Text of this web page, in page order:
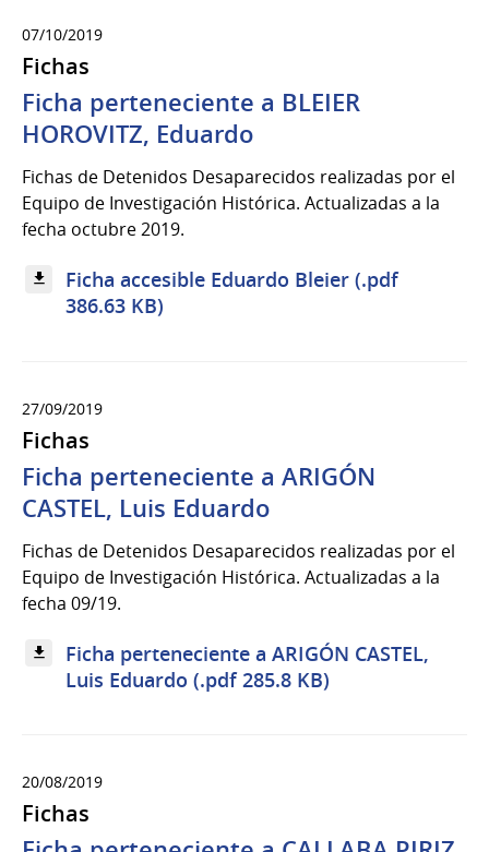
07/10/2019
Fichas
Ficha perteneciente a BLEIER
HOROVITZ, Eduardo
Fichas de Detenidos Desaparecidos realizadas por el
Equipo de Investigación Histórica. Actualizadas a la
fecha octubre 2019.
Ficha accesible Eduardo Bleier (.pdf
386.63 KB)
27/09/2019
Fichas
Ficha perteneciente a ARIGÓN
CASTEL, Luis Eduardo
Fichas de Detenidos Desaparecidos realizadas por el
Equipo de Investigación Histórica. Actualizadas a la
fecha 09/19.
Ficha perteneciente a ARIGÓN CASTEL,
Luis Eduardo (.pdf 285.8 KB)
20/08/2019
Fichas